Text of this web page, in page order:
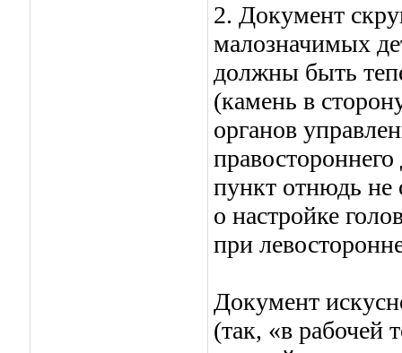
2. Документ
малозначимых
должны быть
(камень в
органов
пункт отнюдь не
о настройке
при
Документ
(так, «в рабочей